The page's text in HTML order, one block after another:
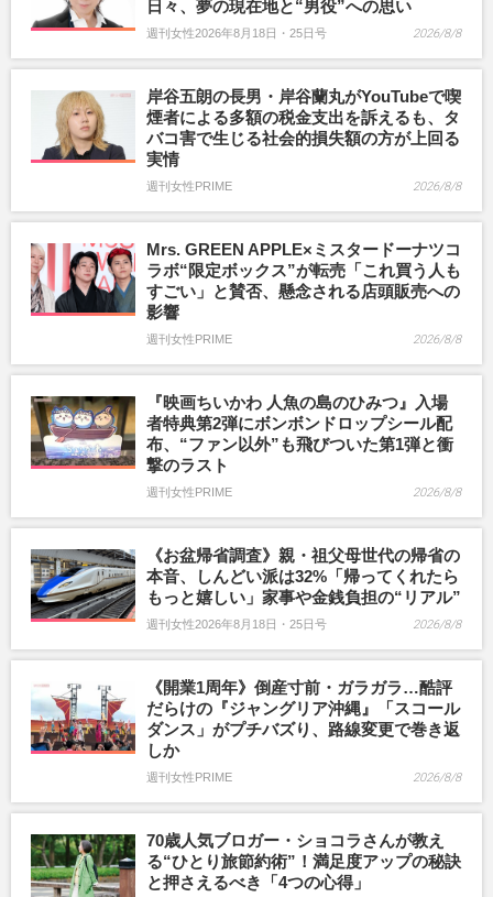
日々、夢の現在地と“男役”への思い
週刊女性2026年8月18日・25日号 2026/8/8
岸谷五朗の長男・岸谷蘭丸がYouTubeで喫
煙者による多額の税金支出を訴えるも、タ
バコ害で生じる社会的損失額の方が上回る
実情
週刊女性PRIME 2026/8/8
Mrs. GREEN APPLE×ミスタードーナツコ
ラボ“限定ボックス”が転売「これ買う人も
すごい」と賛否、懸念される店頭販売への
影響
週刊女性PRIME 2026/8/8
『映画ちいかわ 人魚の島のひみつ』入場
者特典第2弾にボンボンドロップシール配
布、“ファン以外”も飛びついた第1弾と衝
撃のラスト
週刊女性PRIME 2026/8/8
《お盆帰省調査》親・祖父母世代の帰省の
本音、しんどい派は32%「帰ってくれたら
もっと嬉しい」家事や金銭負担の“リアル”
週刊女性2026年8月18日・25日号 2026/8/8
《開業1周年》倒産寸前・ガラガラ…酷評
だらけの『ジャングリア沖縄』「スコール
ダンス」がプチバズり、路線変更で巻き返
しか
週刊女性PRIME 2026/8/8
70歳人気ブロガー・ショコラさんが教え
る“ひとり旅節約術”！満足度アップの秘訣
と押さえるべき「4つの心得」